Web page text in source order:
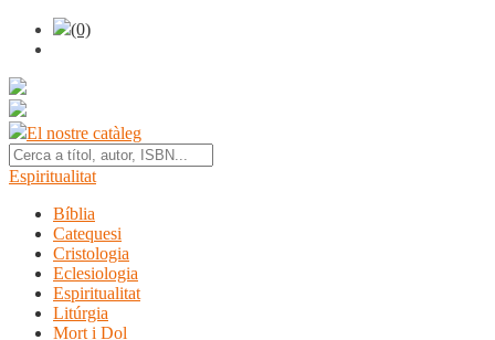
(0)
El nostre catàleg
Espiritualitat
Bíblia
Catequesi
Cristologia
Eclesiologia
Espiritualitat
Litúrgia
Mort i Dol